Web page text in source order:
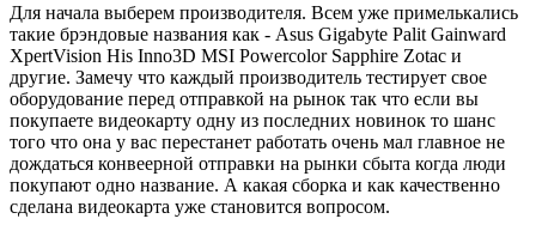
Для начала выберем производителя. Всем уже примелькались
такие брэндовые названия как - Asus Gigabyte Palit Gainward
XpertVision His Inno3D MSI Powercolor Sapphire Zotac и
другие. Замечу что каждый производитель тестирует свое
оборудование перед отправкой на рынок так что если вы
покупаете видеокарту одну из последних новинок то шанс
того что она у вас перестанет работать очень мал главное не
дождаться конвеерной отправки на рынки сбыта когда люди
покупают одно название. А какая сборка и как качественно
сделана видеокарта уже становится вопросом.